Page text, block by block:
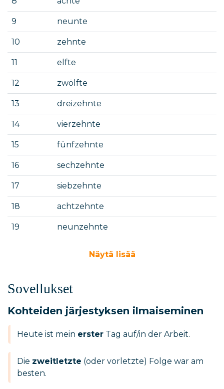
9 neunte
10 zehnte
11 elfte
12 zwölfte
13 dreizehnte
14 vierzehnte
15 fünfzehnte
16 sechzehnte
17 siebzehnte
18 achtzehnte
19 neunzehnte
Näytä lisää
Sovellukset
Kohteiden järjestyksen ilmaiseminen
Heute ist mein erster Tag auf/in der Arbeit.
Die zweitletzte (oder vorletzte) Folge war am
besten.